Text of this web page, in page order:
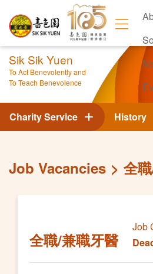
Sik Sik Yuen
To Act Benevolently and
To Teach Benevolence
History
Charity Service
Job Vacancies 全
全職/兼職牙醫
Job